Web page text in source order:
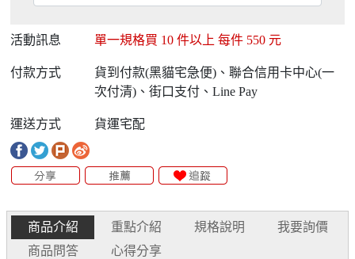
活動訊息 單一規格買 10件以上 每件 550 元
付款方式
貨到付款(黑貓宅急便)、聯合信用卡中心(一
次付清)、街口支付、Line Pay
運送方式 貨運宅配
商品介紹 重點介紹 規格說明
我要詢價
商品問答
心得分享